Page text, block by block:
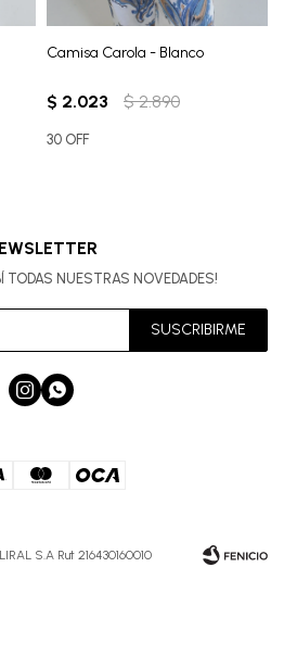
Camisa Carola - Blanco
$ 2.023 $ 2.890
30 OFF
TODAS NUESTRAS NOVEDADES!
SUSCRIBIRME
 
S.A Rut 216430160010